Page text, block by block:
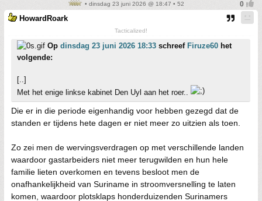
• dinsdag 23 juni 2026 @ 18:47 • 52
HowardRoark
Tacticalized!
Op dinsdag 23 juni 2026 18:33 schreef Firuze60 het
volgende:
[..]
Met het enige linkse kabinet Den Uyl aan het roer..
Die er in die periode eigenhandig voor hebben gezegd dat de
standen er tijdens hete dagen er niet meer zo uitzien als toen.
Zo zei men de wervingsverdragen op met verschillende landen
waardoor gastarbeiders niet meer terugwilden en hun hele
familie lieten overkomen en tevens besloot men de
onafhankelijkheid van Suriname in stroomversnelling te laten
komen, waardoor plotsklaps honderduizenden Surinamers